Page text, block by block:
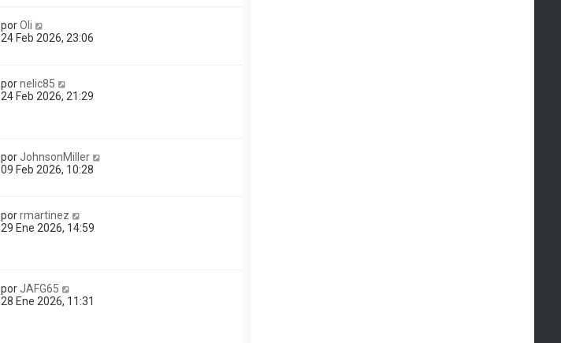
porOli
24 Feb 2026, 23:06
pornelic85
24 Feb 2026, 21:29
por JohnsonMiller
09 Feb 2026, 10:28
porrmartinez
29 Ene 2026, 14:59
por JAFG65
28 Ene 2026, 11:31